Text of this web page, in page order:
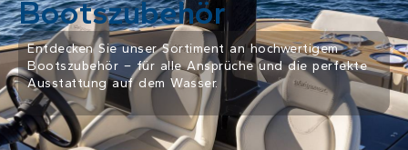
Bootszubehör
Entdecken Sie unser Sortiment an hochwertigem
Bootszubehör – für alle Ansprüche und die perfekte
Ausstattung auf dem Wasser.